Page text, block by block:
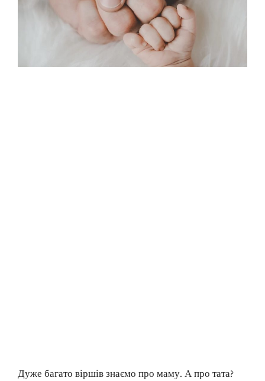
Дуже багато віршів знаємо про маму. А про тата?